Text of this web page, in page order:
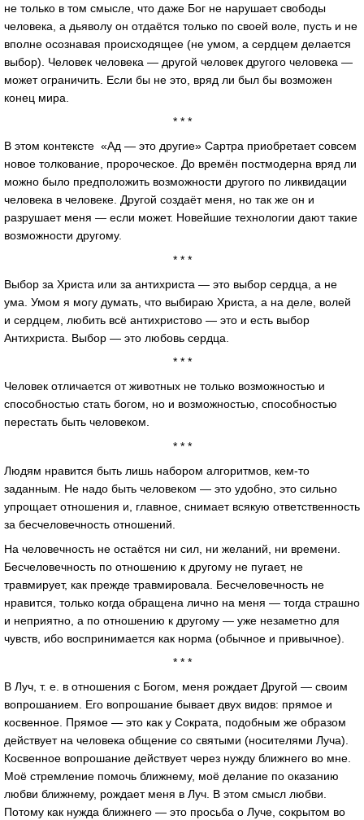
не только в том смысле, что даже Бог не нарушает свободы
человека, а дьяволу он отдаётся только по своей воле, пусть и не
вполне осознавая происходящее (не умом, а сердцем делается
выбор). Человек человека — другой человек другого человека —
может ограничить. Если бы не это, вряд ли был бы возможен
конец мира.
* * *
В этом контексте «Ад — это другие» Сартра приобретает совсем
новое толкование, пророческое. До времён постмодерна вряд ли
можно было предположить возможности другого по ликвидации
человека в человеке. Другой создаёт меня, но так же он и
разрушает меня — если может. Новейшие технологии дают такие
возможности другому.
* * *
Выбор за Христа или за антихриста — это выбор сердца, а не
ума. Умом я могу думать, что выбираю Христа, а на деле, волей
и сердцем, любить всё антихристово — это и есть выбор
Антихриста. Выбор — это любовь сердца.
* * *
Человек отличается от животных не только возможностью и
способностью стать богом, но и возможностью, способностью
перестать быть человеком.
* * *
Людям нравится быть лишь набором алгоритмов, кем-то
заданным. Не надо быть человеком — это удобно, это сильно
упрощает отношения и, главное, снимает всякую ответственность
за бесчеловечность отношений.
На человечность не остаётся ни сил, ни желаний, ни времени.
Бесчеловечность по отношению к другому не пугает, не
травмирует, как прежде травмировала. Бесчеловечность не
нравится, только когда обращена лично на меня — тогда страшно
и неприятно, а по отношению к другому — уже незаметно для
чувств, ибо воспринимается как норма (обычное и привычное).
* * *
В Луч, т. е. в отношения с Богом, меня рождает Другой — своим
вопрошанием. Его вопрошание бывает двух видов: прямое и
косвенное. Прямое — это как у Сократа, подобным же образом
действует на человека общение со святыми (носителями Луча).
Косвенное вопрошание действует через нужду ближнего во мне.
Моё стремление помочь ближнему, моё делание по оказанию
любви ближнему, рождает меня в Луч. В этом смысл любви.
Потому как нужда ближнего — это просьба о Луче, сокрытом во